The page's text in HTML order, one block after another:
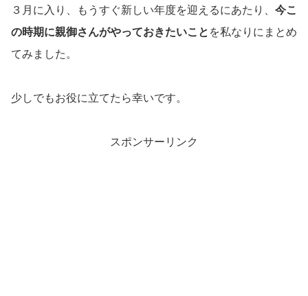
３月に入り、もうすぐ新しい年度を迎えるにあたり、 今こ
の時期に親御さんがやっておきたいこと を私なりにまとめ
てみました。
少しでもお役に立てたら幸いです。
スポンサーリンク